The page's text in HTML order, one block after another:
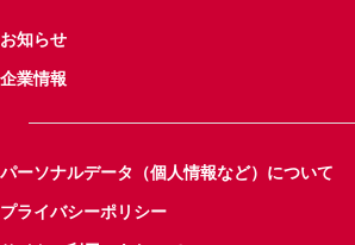
お知らせ
企業情報
パーソナルデータ（個人情報など）について
プライバシーポリシー